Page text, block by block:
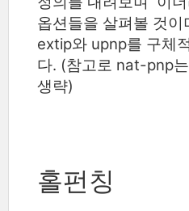
옵션들을 살펴볼 것
extip와 upnp를 구체
다. (참고로 nat-pnp
생략)
홀펀칭